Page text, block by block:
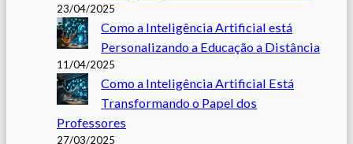
23/04/2025
Como a Inteligência Artificial está
Personalizando a Educação a Distância
11/04/2025
Como a Inteligência Artificial Está
Transformando o Papel dos
Professores
27/03/2025